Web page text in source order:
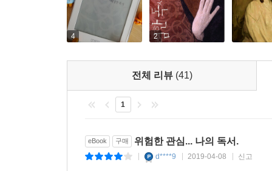
대리모가 된 아내는 그만 쌍둥이를 임신하고 만
가까워질수록 아내의 속내는 점점 알 수 없어지
빡빡하게 짜여 있는, 사생활을 차압당한 금욕의
사십 명의 원생은 (이러저러한 이유로) 삭발을
끝나고, 입시는 다시 코앞으로 다가온다. 시간
4 2
전체 리뷰 (41)
1
eBook 구매 위험한 관심... 나의 독서.
d****9 2019-04-08 신고